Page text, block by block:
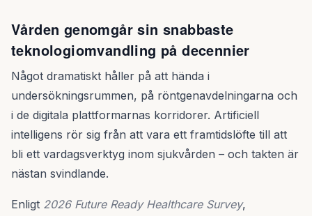
Vården genomgår sin snabbaste
teknologiomvandling på decennier
Något dramatiskt håller på att hända i
undersökningsrummen, på röntgenavdelningarna och
i de digitala plattformarnas korridorer. Artificiell
intelligens rör sig från att vara ett framtidslöfte till att
bli ett vardagsverktyg inom sjukvården – och takten är
nästan svindlande.
Enligt 2026 Future Ready Healthcare Survey,